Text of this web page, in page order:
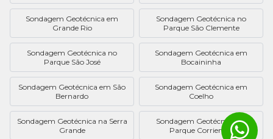
Sondagem Geotécnica em
Grande Rio
Sondagem Geotécnica no
Parque São Clemente
Sondagem Geotécnica no
Parque São José
Sondagem Geotécnica em
Bocaininha
Sondagem Geotécnica em São
Bernardo
Sondagem Geotécnica em
Coelho
Sondagem Geotécnica na Serra
Grande
Sondagem Geotécnica no
Parque Corrientes